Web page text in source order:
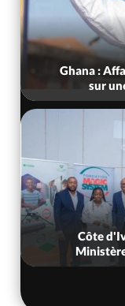
Ghana :
sur
Côte